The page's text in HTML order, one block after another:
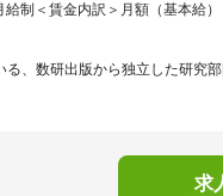
制＜賃金内訳＞月額（基本給
、数研出版から独立した研究
求